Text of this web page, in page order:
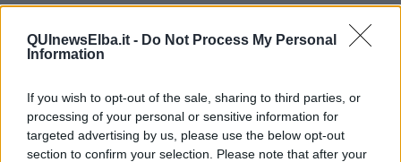
QUInewsElba.it - Do Not Process My Personal
Information
If you wish to opt-out of the sale, sharing to third parties, or
processing of your personal or sensitive information for
targeted advertising by us, please use the below opt-out
section to confirm your selection. Please note that after your
Nel pomeriggio sono state cancellate anche le partenze
dell'aliscafo di Toremar fra Portoferraii, Cavo e Piombino.
Ma la situazione con più disagi riguarda la cancellazione del
traghetto da Rio Marina per Piombino delle 16,35 e della partenza
da Piombino per Rio Marina delle 17,50.